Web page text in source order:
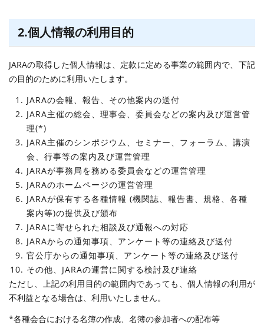
2.個人情報の利用目的
JARAの取得した個人情報は、定款に定める事業の範囲内で、下記
の目的のために利用いたします。
JARAの会報、報告、その他案内の送付
JARA主催の総会、理事会、委員会などの案内及び運営管
理(*)
JARA主催のシンポジウム、セミナー、フォーラム、講演
会、行事等の案内及び運営管理
JARAが事務局を務める委員会などの運営管理
JARAのホームページの運営管理
JARAが保有する各種情報 (機関誌、報告書、規格、各種
案内等)の提供及び頒布
JARAに寄せられた相談及び通報への対応
JARAからの通知事項、アンケート等の連絡及び送付
官公庁からの通知事項、アンケート等の連絡及び送付
その他、JARAの運営に関する検討及び連絡
ただし、上記の利用目的の範囲内であっても、個人情報の利用が
不利益となる場合は、利用いたしません。
*各種会合における名簿の作成、名簿の参加者への配布等